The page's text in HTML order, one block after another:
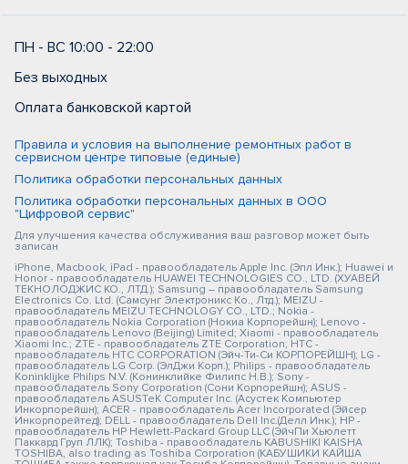
ПН - ВС 10:00 - 22:00
Без выходных
Оплата банковской картой
Правила и условия на выполнение ремонтных работ в
сервисном центре типовые (единые)
Политика обработки персональных данных
Политика обработки персональных данных в ООО
"Цифровой сервис"
Для улучшения качества обслуживания ваш разговор может быть
записан
iPhone, Macbook, iPad - правообладатель Apple Inc. (Эпл Инк.); Huawei и
Honor - правообладатель HUAWEI TECHNOLOGIES CO., LTD. (ХУАВЕЙ
ТЕКНОЛОДЖИС КО., ЛТД.); Samsung – правообладатель Samsung
Electronics Co. Ltd. (Самсунг Электроникс Ко., Лтд.); MEIZU -
правообладатель MEIZU TECHNOLOGY CO., LTD.; Nokia -
правообладатель Nokia Corporation (Нокиа Корпорейшн); Lenovo -
правообладатель Lenovo (Beijing) Limited; Xiaomi - правообладатель
Xiaomi Inc.; ZTE - правообладатель ZTE Corporation; HTC -
правообладатель HTC CORPORATION (Эйч-Ти-Си КОРПОРЕЙШН); LG -
правообладатель LG Corp. (ЭлДжи Корп.); Philips - правообладатель
Koninklijke Philips N.V. (Конинклийке Филипс Н.В.); Sony -
правообладатель Sony Corporation (Сони Корпорейшн); ASUS -
правообладатель ASUSTeK Computer Inc. (Асустек Компьютер
Инкорпорейшн); ACER - правообладатель Acer Incorporated (Эйсер
Инкорпорейтед); DELL - правообладатель Dell Inc.(Делл Инк.); HP -
правообладатель HP Hewlett-Packard Group LLC (ЭйчПи Хьюлетт
Паккард Груп ЛЛК); Toshiba - правообладатель KABUSHIKI KAISHA
TOSHIBA, also trading as Toshiba Corporation (КАБУШИКИ КАЙША